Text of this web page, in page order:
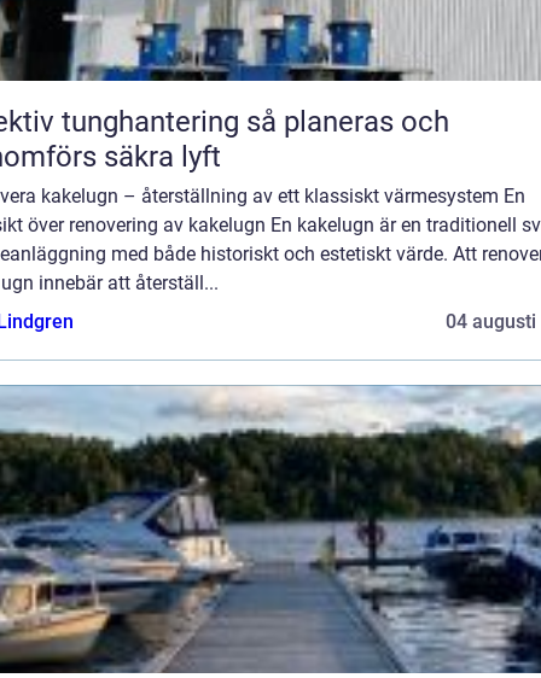
tunghantering så planeras och
säkra lyft
kakelugn – återställning av ett klassiskt värmesystem En
över renovering av kakelugn En kakelugn är en traditionell
med både historiskt och estetiskt värde. Att
innebär att återställ...
04 augusti